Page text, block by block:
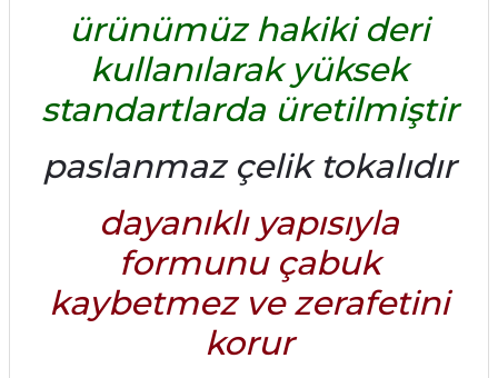
ürünümüz hakiki deri
kullanılarak yüksek
standartlarda üretilmiştir
paslanmaz çelik tokalıdır
dayanıklı yapısıyla
formunu çabuk
kaybetmez ve zerafetini
korur